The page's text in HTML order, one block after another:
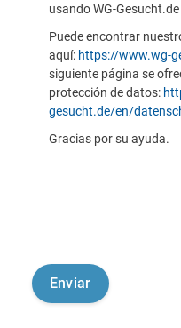
usando WG-
Puede encontrar
aquí: https://www.wg-
siguiente página se
protección de datos:
gesucht.de/en/
Gracias por su ayuda.